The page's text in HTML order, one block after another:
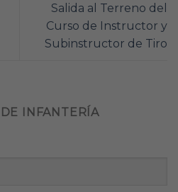
Salida al Terreno del
Curso de Instructor y
Subinstructor de Tiro
INFANTERÍA